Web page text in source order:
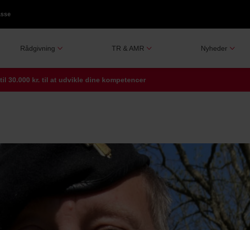
Rådgivning TR & AMR Nyheder
30.000 kr. til at udvikle dine kompetencer